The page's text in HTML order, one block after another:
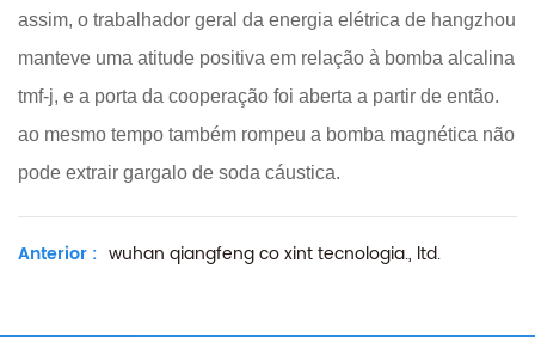
assim, o trabalhador geral da energia elétrica de hangzhou
manteve uma atitude positiva em relação à bomba alcalina
tmf-j, e a porta da cooperação foi aberta a partir de então.
ao mesmo tempo também rompeu a bomba magnética não
pode extrair gargalo de soda cáustica.
Anterior : wuhan qiangfeng co xint tecnologia., ltd.